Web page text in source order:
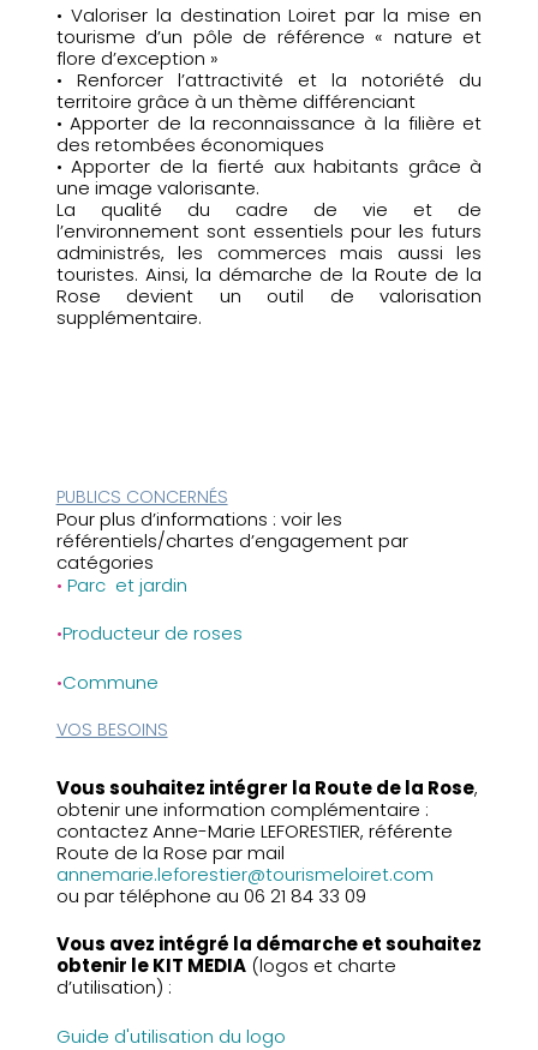
• Valoriser la destination Loiret par la mise en
tourisme d’un pôle de référence « nature et
flore d’exception »
• Renforcer l’attractivité et la notoriété du
territoire grâce à un thème différenciant
• Apporter de la reconnaissance à la filière et
des retombées économiques
• Apporter de la fierté aux habitants grâce à
une image valorisante.
La qualité du cadre de vie et de
l’environnement sont essentiels pour les futurs
administrés, les commerces mais aussi les
touristes. Ainsi, la démarche de la Route de la
Rose devient un outil de valorisation
supplémentaire.
PUBLICS CONCERNÉS
Pour plus d’informations : voir les
référentiels/chartes d’engagement par
catégories
• Parc et jardin
•Producteur de roses
•Commune
VOS BESOINS
Vous souhaitez intégrer la Route de la Rose,
obtenir une information complémentaire :
contactez Anne-Marie LEFORESTIER, référente
Route de la Rose par mail
annemarie.leforestier@tourismeloiret.com
ou par téléphone au 06 21 84 33 09
Vous avez intégré la démarche et souhaitez
obtenir le KIT MEDIA(logos et charte
d’utilisation) :
Guide d'utilisation du logo